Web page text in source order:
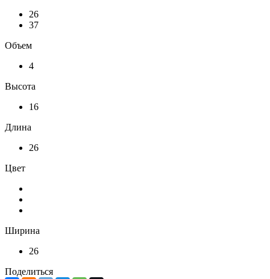
26
37
Объем
4
Высота
16
Длина
26
Цвет
Ширина
26
Поделиться